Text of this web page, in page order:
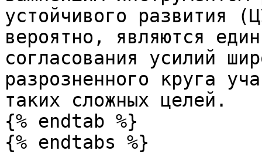
устойчивого развития
вероятно, являются
согласования усилий
разрозненного круга
таких сложных целей.
{% endtab %}